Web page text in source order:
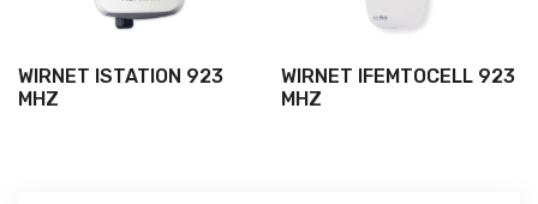
WIRNET ISTATION 923
MHZ
WIRNET IFEMTOCELL 923
MHZ